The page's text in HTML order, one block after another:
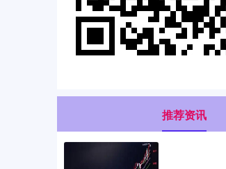
推荐资讯